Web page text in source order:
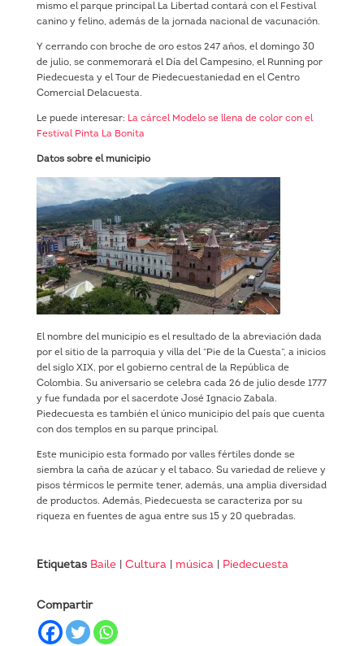
mismo el parque principal La Libertad contará con el Festival
canino y felino, además de la jornada nacional de vacunación.
Y cerrando con broche de oro estos 247 años, el domingo 30
de julio, se conmemorará el Día del Campesino, el Running por
Piedecuesta y el Tour de Piedecuestaniedad en el Centro
Comercial Delacuesta.
Le puede interesar: La cárcel Modelo se llena de color con el
Festival Pinta La Bonita
Datos sobre el municipio
El nombre del municipio es el resultado de la abreviación dada
por el sitio de la parroquia y villa del “Pie de la Cuesta”, a inicios
del siglo XIX, por el gobierno central de la República de
Colombia. Su aniversario se celebra cada 26 de julio desde 1777
y fue fundada por el sacerdote José Ignacio Zabala.
Piedecuesta es también el único municipio del país que cuenta
con dos templos en su parque principal.
Este municipio esta formado por valles fértiles donde se
siembra la caña de azúcar y el tabaco. Su variedad de relieve y
pisos térmicos le permite tener, además, una amplia diversidad
de productos. Además, Piedecuesta se caracteriza por su
riqueza en fuentes de agua entre sus 15 y 20 quebradas.
Etiquetas Baile Cultura| música| Piedecuesta
Compartir